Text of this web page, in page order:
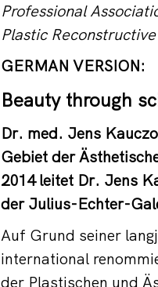
Professional
Plastic
GERMAN VERSION:
Beauty through
Dr. med. Jens
Gebiet der
2014 leitet Dr. Jens
der Julius-Echter-
Auf Grund seiner
international
der Plastischen und